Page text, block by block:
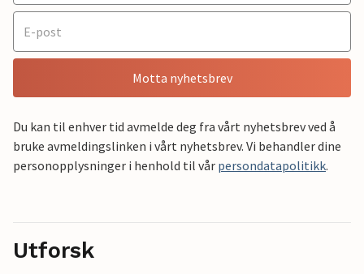
Motta nyhetsbrev
Du kan til enhver tid avmelde deg fra vårt nyhetsbrev ved å
bruke avmeldingslinken i vårt nyhetsbrev. Vi behandler dine
personopplysninger i henhold til vår persondatapolitikk.
Utforsk